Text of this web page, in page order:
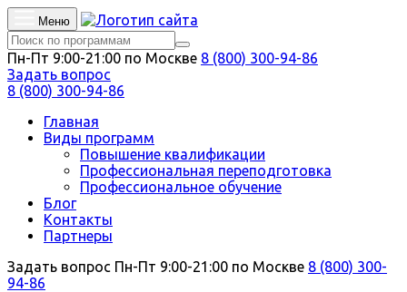
Меню
Пн-Пт 9:00-21:00 по Москве 8 (800) 300-94-86
Задать вопрос
8 (800) 300-94-86
Главная
Виды программ
Повышение квалификации
Профессиональная переподготовка
Профессиональное обучение
Блог
Контакты
Партнеры
Задать вопрос Пн-Пт 9:00-21:00 по Москве 8 (800) 300-
94-86